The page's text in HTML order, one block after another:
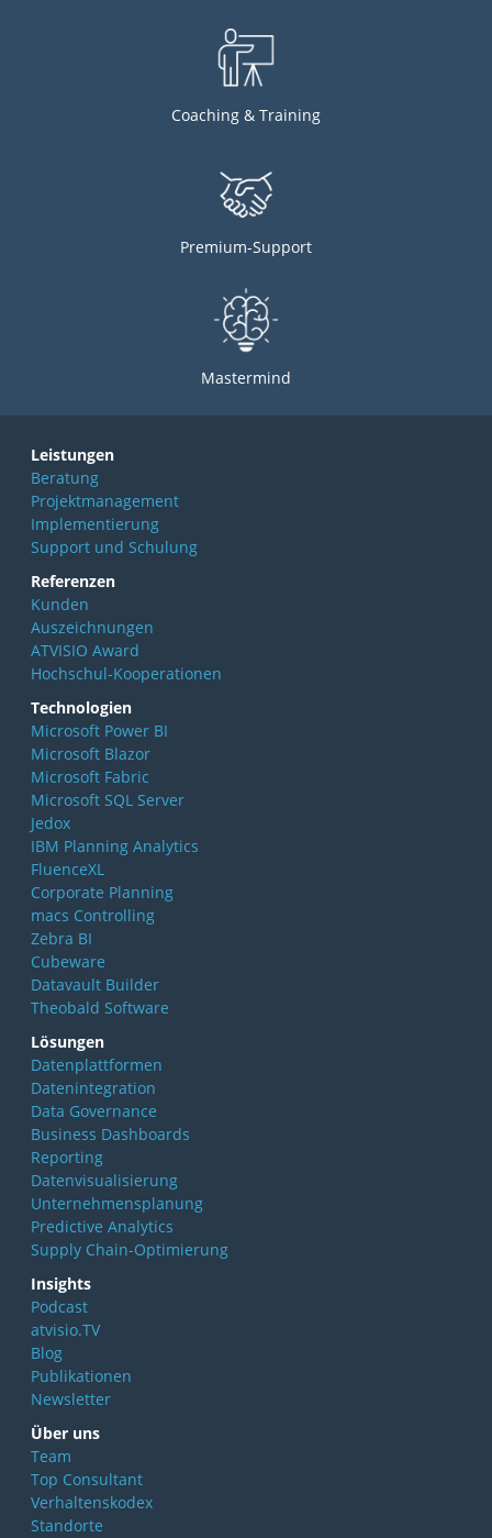
Coaching & Training
Premium-Support
Mastermind
Leistungen
Beratung
Projektmanagement
Implementierung
Support und Schulung
Referenzen
Kunden
Auszeichnungen
ATVISIO Award
Hochschul-Kooperationen
Technologien
Microsoft Power BI
Microsoft Blazor
Microsoft Fabric
Microsoft SQL Server
Jedox
IBM Planning Analytics
FluenceXL
Corporate Planning
macs Controlling
Zebra BI
Cubeware
Datavault Builder
Theobald Software
Lösungen
Datenplattformen
Datenintegration
Data Governance
Business Dashboards
Reporting
Datenvisualisierung
Unternehmensplanung
Predictive Analytics
Supply Chain-Optimierung
Insights
Podcast
atvisio.TV
Blog
Publikationen
Newsletter
Über uns
Team
Top Consultant
Verhaltenskodex
Standorte